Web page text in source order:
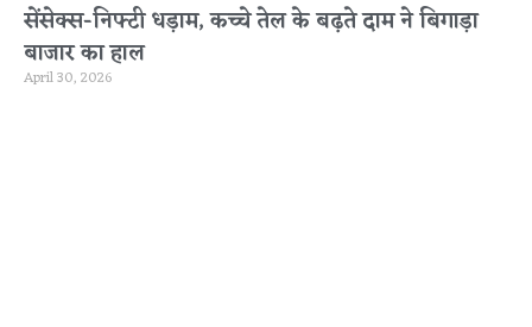
सेंसेक्स-निफ्टी धड़ाम, कच्चे तेल के बढ़ते दाम ने बिगाड़ा
बाजार का हाल
April 30, 2026